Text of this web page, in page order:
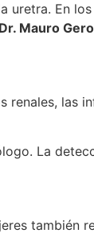
En
Dr. Mauro
renales, las
La
también